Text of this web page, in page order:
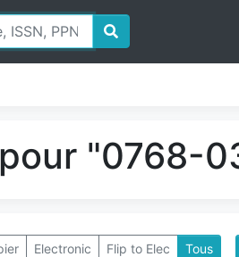
"0768-
Electronic Flip to Elec Tous